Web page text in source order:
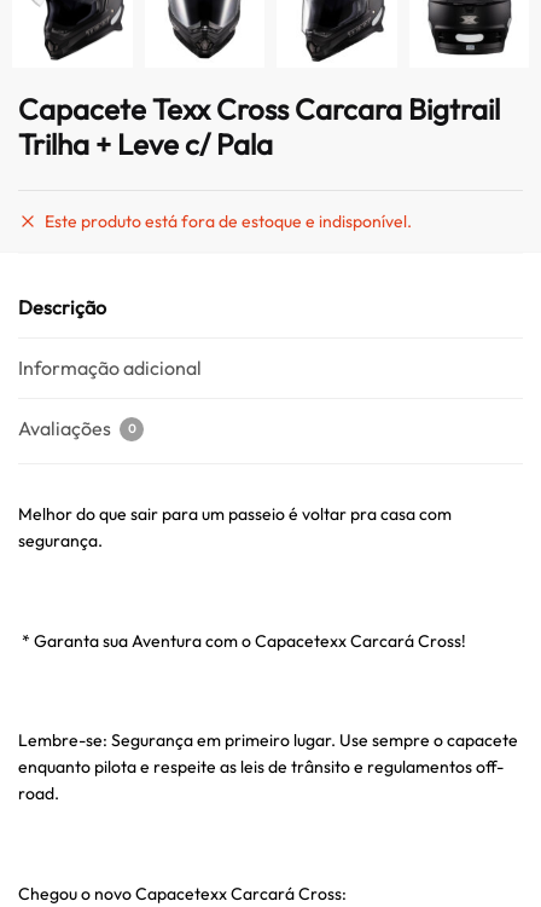
Capacete Texx Cross Carcara Bigtrail
Trilha + Leve c/ Pala
Este produto está fora de estoque e indisponível.
Descrição
Informação adicional
Avaliações 0
Melhor do que sair para um passeio é voltar pra casa com
segurança.
* Garanta sua Aventura com o Capacetexx Carcará Cross!
Lembre-se: Segurança em primeiro lugar. Use sempre o capacete
enquanto pilota e respeite as leis de trânsito e regulamentos off-
road.
Chegou o novo Capacetexx Carcará Cross: